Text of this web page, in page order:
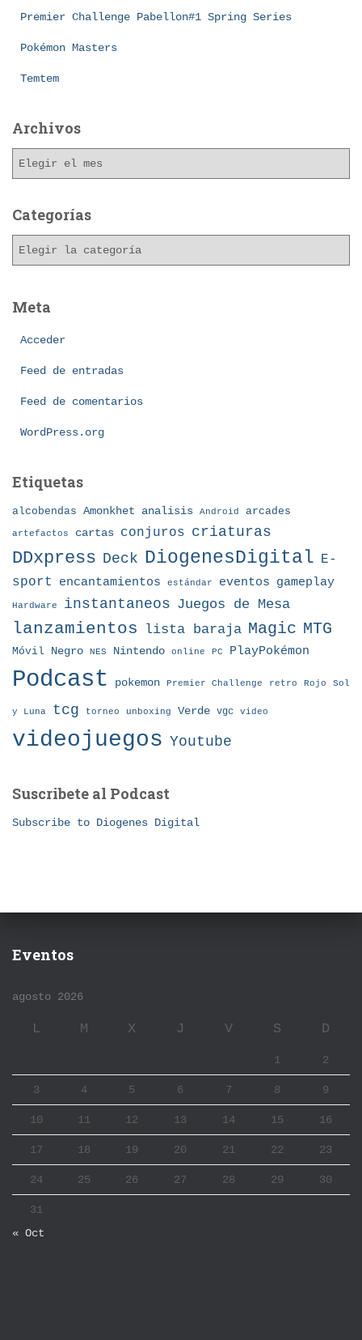
Premier Challenge Pabellon#1 Spring Series
Pokémon Masters
Temtem
Archivos
h
o
Categorías
g
Meta
Acceder
Feed de entradas
Feed de comentarios
WordPress.org
Etiquetas
alcobendas Amonkhet analisis Android arcades
artefactos cartas conjuros criaturas
DDxpress Deck DiogenesDigital E-
sport
encantamientos estándar eventos gameplay
Hardware instantaneos Juegos de Mesa
lanzamientos lista baraja Magic MTG
Móvil Negro NES Nintendo online PC PlayPokémon
Podcast pokemon Premier Challenge retro Rojo Sol
y Luna tcg torneo unboxing Verde vgc video
videojuegos Youtube
Suscribete al Podcast
Subscribe to Diogenes Digital
Eventos
agosto 2026
L M X J V S D
1 2
3 4 5 6 7 8 9
10 11 12 13 14 15 16
17 18 19 20 21 22 23
24 25 26 27 28 29 30
31
« Oct